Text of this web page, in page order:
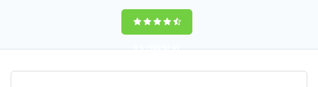
9,5(100%)47
votes